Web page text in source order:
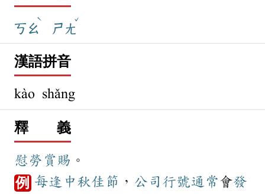
ㄎㄠ
ˋ
ㄕㄤ
ˇ
漢語拼音
kào shǎng
釋 義
慰勞 賞賜 。
例 每逢 中秋佳節 ， 公司 行號通常 會發